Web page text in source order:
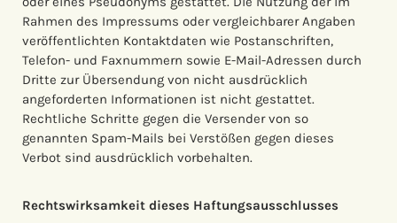
Rahmen des Impressums oder vergleichbarer Angaben
veröffentlichten Kontaktdaten wie Postanschriften,
Telefon- und Faxnummern sowie E-Mail-Adressen durch
Dritte zur Übersendung von nicht ausdrücklich
angeforderten Informationen ist nicht gestattet.
Rechtliche Schritte gegen die Versender von so
genannten Spam-Mails bei Verstößen gegen dieses
Verbot sind ausdrücklich vorbehalten.
Rechtswirksamkeit dieses Haftungsausschlusses